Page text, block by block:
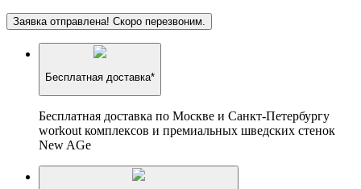
Заявка отправлена! Скоро перезвоним.
Бесплатная доставка*
Бесплатная доставка по Москве и Санкт-Петербургу
workout комплексов и премиальных шведских стенок
New AGe